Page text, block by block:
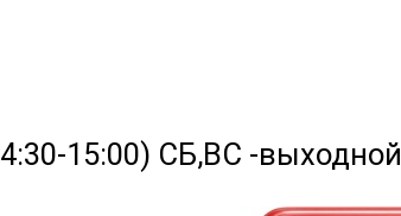
15:00) СБ,ВС -выходной